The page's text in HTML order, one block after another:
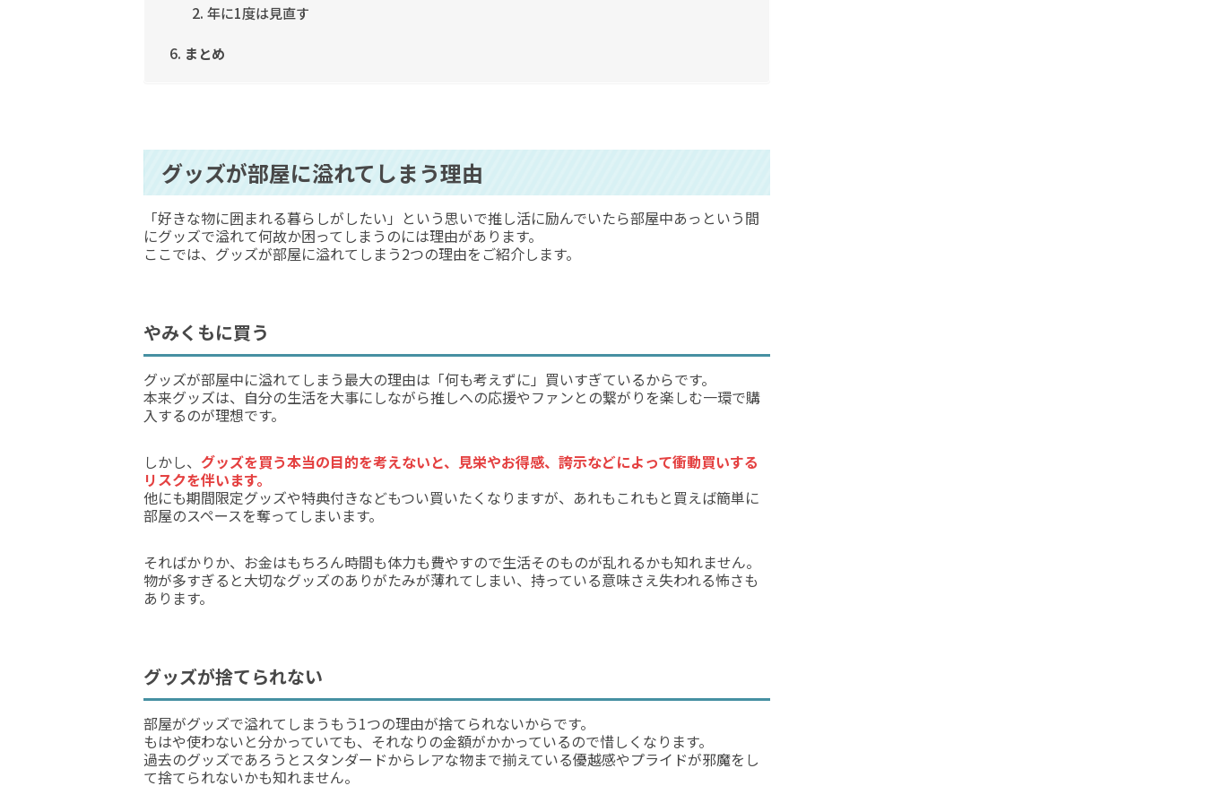
年に1度は見直す
まとめ
グッズが部屋に溢れてしまう理由
「好きな物に囲まれる暮らしがしたい」という思いで推し活に励んでいたら部屋中あっという間
にグッズで溢れて何故か困ってしまうのには理由があります。
ここでは、グッズが部屋に溢れてしまう2つの理由をご紹介します。
やみくもに買う
グッズが部屋中に溢れてしまう最大の理由は「何も考えずに」買いすぎているからです。
本来グッズは、自分の生活を大事にしながら推しへの応援やファンとの繋がりを楽しむ一環で購
入するのが理想です。
しかし、 グッズを買う本当の目的を考えないと、見栄やお得感、誇示などによって衝動買いする
リスクを伴います。
他にも期間限定グッズや特典付きなどもつい買いたくなりますが、あれもこれもと買えば簡単に
部屋のスペースを奪ってしまいます。
そればかりか、お金はもちろん時間も体力も費やすので生活そのものが乱れるかも知れません。
物が多すぎると大切なグッズのありがたみが薄れてしまい、持っている意味さえ失われる怖さも
あります。
グッズが捨てられない
部屋がグッズで溢れてしまうもう1つの理由が捨てられないからです。
もはや使わないと分かっていても、それなりの金額がかかっているので惜しくなります。
過去のグッズであろうとスタンダードからレアな物まで揃えている優越感やプライドが邪魔をし
て捨てられないかも知れません。